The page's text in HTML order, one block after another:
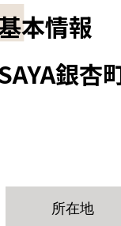
本情報
銀杏
所在地